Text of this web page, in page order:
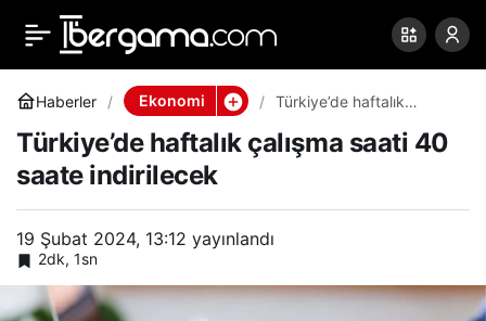
Haberler Ekonomi
Türkiye’de haftalık
indirilecek
Türkiye’de haftalık çalışma saati 40
saate indirilecek
19 Şubat 2024, 13:12 yayınlandı
2dk, 1sn
Türkiye’de haftalık
çalışma saati 40 saate
indirilecek
0 Paylaş